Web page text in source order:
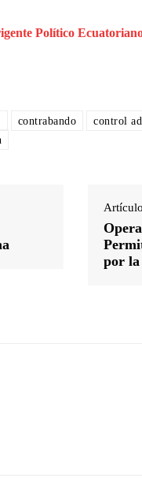
Político
contrabando control
por la